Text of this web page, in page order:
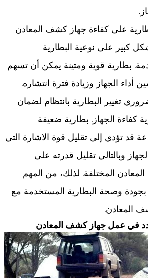
على كفاءة جهاز كشف المعادن
كبير على نوعية البطارية
بطارية قوية ومتينة يمكن أن تسهم
أداء الجهاز وزيادة فترة انتشاره.
تغيير البطارية بانتظام لضمان
كفاءة الجهاز. بطارية ضعيفة
قد تؤدي إلى تقليل قوة الاشارة التي
وبالتالي تقليل قدرته على
المختلفة. لذلك، من المهم
بجودة وصحة البطارية المستخدمة مع
المعادن.
في عمل جهاز كشف المعادن